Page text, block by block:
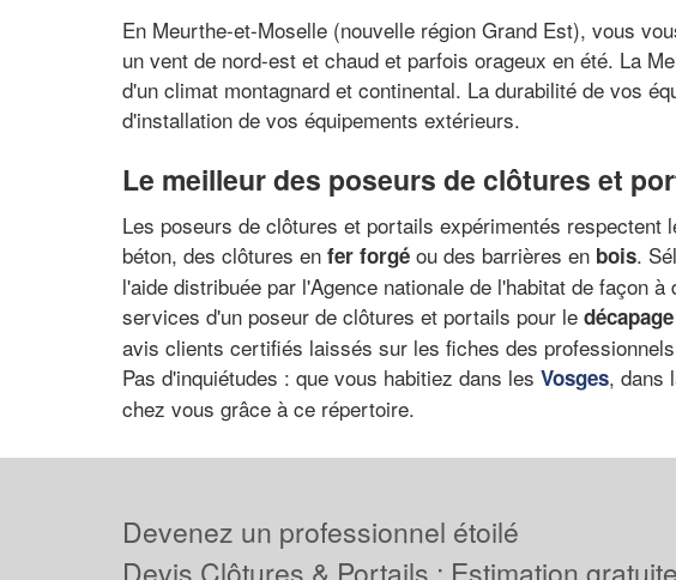
En Meurthe-et-Moselle (nouvelle région Grand Est), vous
un vent de nord-est et chaud et parfois orageux en été. La
d'un climat montagnard et continental. La durabilité de vos
d'installation de vos équipements extérieurs.
Le meilleur des poseurs de clôtures et
Les poseurs de clôtures et portails expérimentés
béton, des clôtures en fer forgé ou des barrières en bois.
l'aide distribuée par l'Agence nationale de l'habitat de façon
services d'un poseur de clôtures et portails pour le
avis clients certifiés laissés sur les fiches des
Pas d'inquiétudes : que vous habitiez dans les Vosges, dans
chez vous grâce à ce répertoire.
Devenez un professionnel étoilé